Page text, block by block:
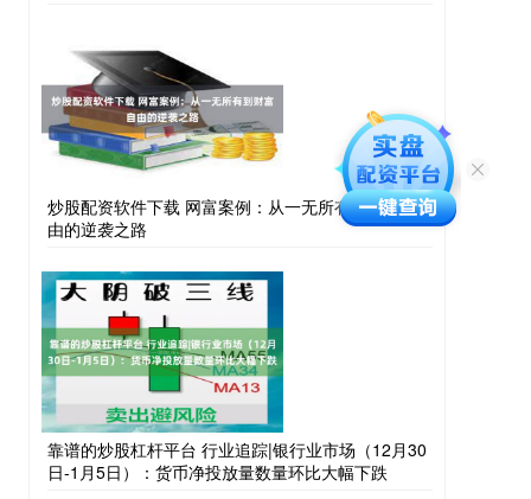
炒股配资软件下载 网富案例：从一无所有到财富自
由的逆袭之路
靠谱的炒股杠杆平台 行业追踪|银行业市场（12月30
日-1月5日）：货币净投放量数量环比大幅下跌